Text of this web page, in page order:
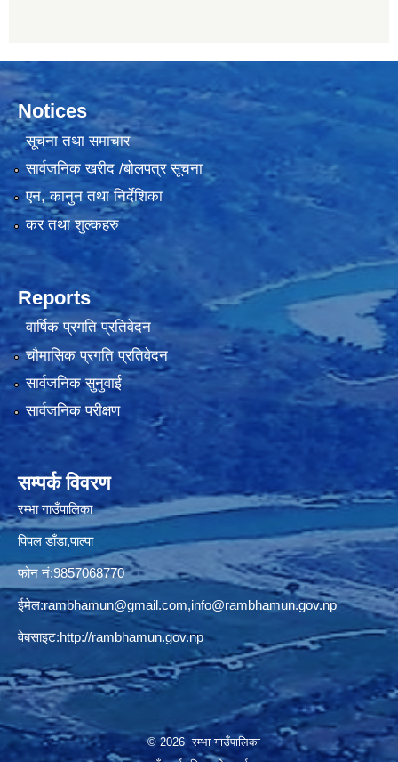
Notices
सूचना तथा समाचार
सार्वजनिक खरीद /बोलपत्र सूचना
एन, कानुन तथा निर्देशिका
कर तथा शुल्कहरु
Reports
वार्षिक प्रगति प्रतिवेदन
चौमासिक प्रगति प्रतिवेदन
सार्वजनिक सुनुवाई
सार्वजनिक परीक्षण
सम्पर्क विवरण
रम्भा गाउँपालिका
पिपल डाँडा,पाल्पा
फोन नं:9857068770
ईमेल:rambhamun@gmail.com,info@rambhamun.gov.np
वेबसाइट:http://rambhamun.gov.np
© 2026 रम्भा गाउँपालिका